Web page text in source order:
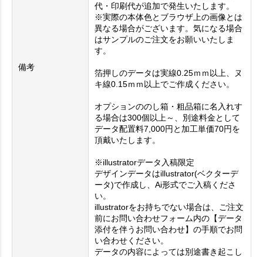
備考
代・印刷代が追加で発生いたします。
※実際の本体色とブラウザ上の画像とは
異なる場合がございます。気になる場合
はサンプルのご注文をお願いいたしま
す。
箔押しのデータは実線0.25ｍｍ以上、ヌ
キ線0.15ｍｍ以上でご作成ください。
オプションののし箱・粗品箱に名入れす
る場合は300個以上～、別途料金として
データ配置料7,000円と加工単価70円を
頂戴いたします。
※illustratorデータ入稿限定
デザインデータはillustrator(ベクターデ
ータ)で作成し、Ai形式でご入稿くださ
い。
illustratorをお持ちでない場合は、ご注文
前にお問い合わせフォーム内の【データ
添付を伴うお問い合わせ】の手順でお問
い合わせください。
データの内容によっては別途書き起こし